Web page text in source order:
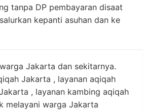
tanpa DP pembayaran disaat
kepanti asuhan dan ke
Jakarta dan sekitarnya.
Jakarta , layanan aqiqah
, layanan kambing aqiqah
melayani warga Jakarta